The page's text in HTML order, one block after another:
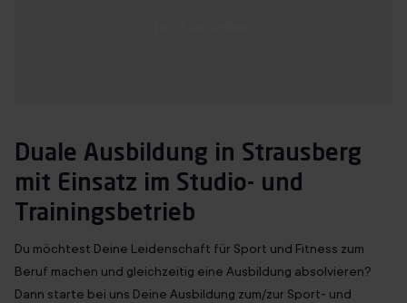
Duale Ausbildung in Strausberg
mit Einsatz im Studio- und
Trainingsbetrieb
Du möchtest Deine Leidenschaft für Sport und Fitness zum
Beruf machen und gleichzeitig eine Ausbildung absolvieren?
Dann starte bei uns Deine Ausbildung zum/zur Sport- und